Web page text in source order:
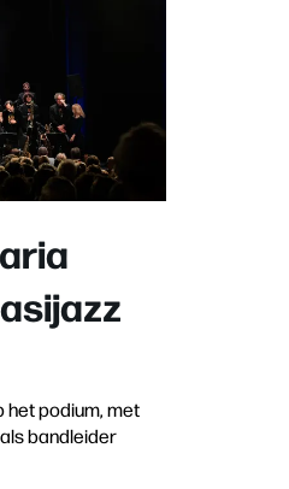
het podium, met
bandleider